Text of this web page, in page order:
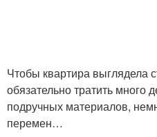
Чтобы квартира выглядела
обязательно тратить много
подручных материалов,
перемен…